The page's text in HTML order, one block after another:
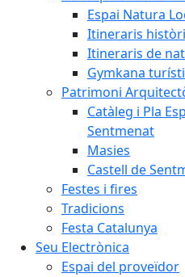
Espai Natura
Itineraris
Itineraris de
Gymkana
Patrimoni
Catàleg i Pla
Sentmenat
Masies
Castell de
Festes i fires
Tradicions
Festa Catalunya
Seu Electrònica
Espai del proveïdor